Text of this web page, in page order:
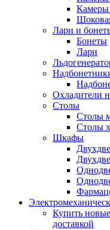
Камеры
Лари и
Бонеты
Лари
Охладители
Столы
Столы
Столы
Шкафы
Купить
доставкой